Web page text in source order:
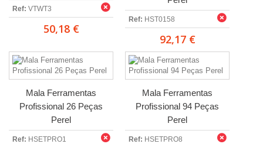
Ref: VTWT3
50,18 €
Ref: HST0158
92,17 €
Mala Ferramentas
Profissional 26 Peças
Perel
Ref: HSETPRO1
Mala Ferramentas
Profissional 94 Peças
Perel
Ref: HSETPRO8